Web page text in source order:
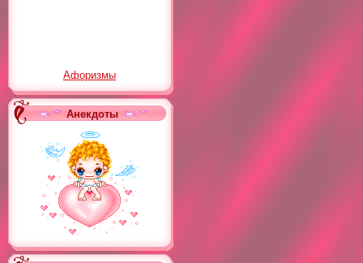
Афоризмы
Анекдоты